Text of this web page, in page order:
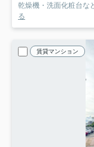
乾燥機・洗面化粧台な
る
賃貸マンション